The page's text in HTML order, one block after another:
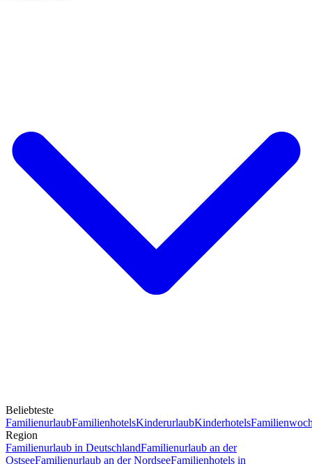
Beliebteste
FamilienurlaubFamilienhotelsKinderurlaubKinderhotels
Region
Familienurlaub in DeutschlandFamilienurlaub an der
OstseeFamilienurlaub an der NordseeFamilienhotels in